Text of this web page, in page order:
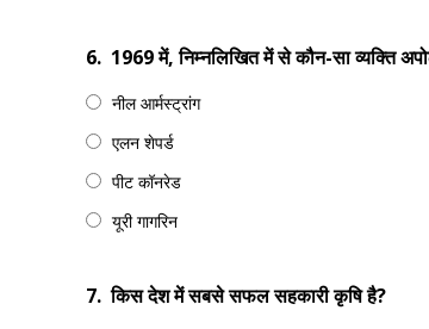
6. 1969 में, निम्नलिखित में से कौन-सा व्यक्ति
नील आर्मस्ट्रांग
एलन शेपर्ड
पीट कॉनरेड
यूरी गागरिन
7. किस देश में सबसे सफल सहकारी कृषि है?